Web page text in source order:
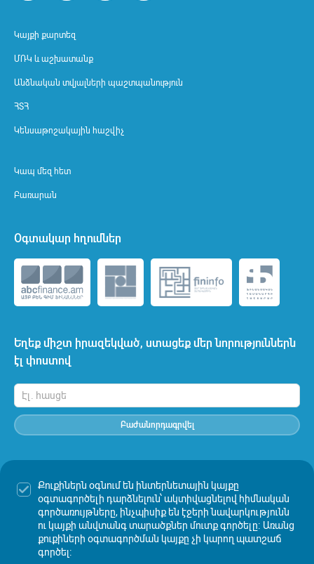
Քուքիներն օգնում են ինտերնետային կայքը
օգտագործելի դարձնելուն՝ ակտիվացնելով հիմնական
գործառույթները, ինչպիսիք են էջերի նավարկությունն
ու կայքի անվտանգ տարածքներ մուտք գործելը։ Առանց
քուքիների օգտագործման կայքը չի կարող պատշաճ
գործել։
Կայքի քարտեզ
ՄՌԿ և աշխատանք
Անձնական տվյալների պաշտպանություն
ՀՏՀ
Կենսաթոշակային հաշվիչ
Կապ մեզ հետ
Բառարան
Եղեք միշտ իրազեկված, ստացեք մեր նորություններն
էլ փոստով
Բաժանորդագրվել
Օգտակար հղումներ
Սույն կայքում հրապարակված տեղեկատվության հայերեն և
անգլերեն տարբերակների միջև անհամապատասխանությունների
դեպքում, հիմք է ընդունվում հայերեն տարբերակը:
Ամունդի-Ակբան պատասխանատվություն չի կրում այլ կայքերում
հրապարակված տեղեկատվության ստույգության և
արժանահավատության, այնտեղ տեղադրված գովազդների